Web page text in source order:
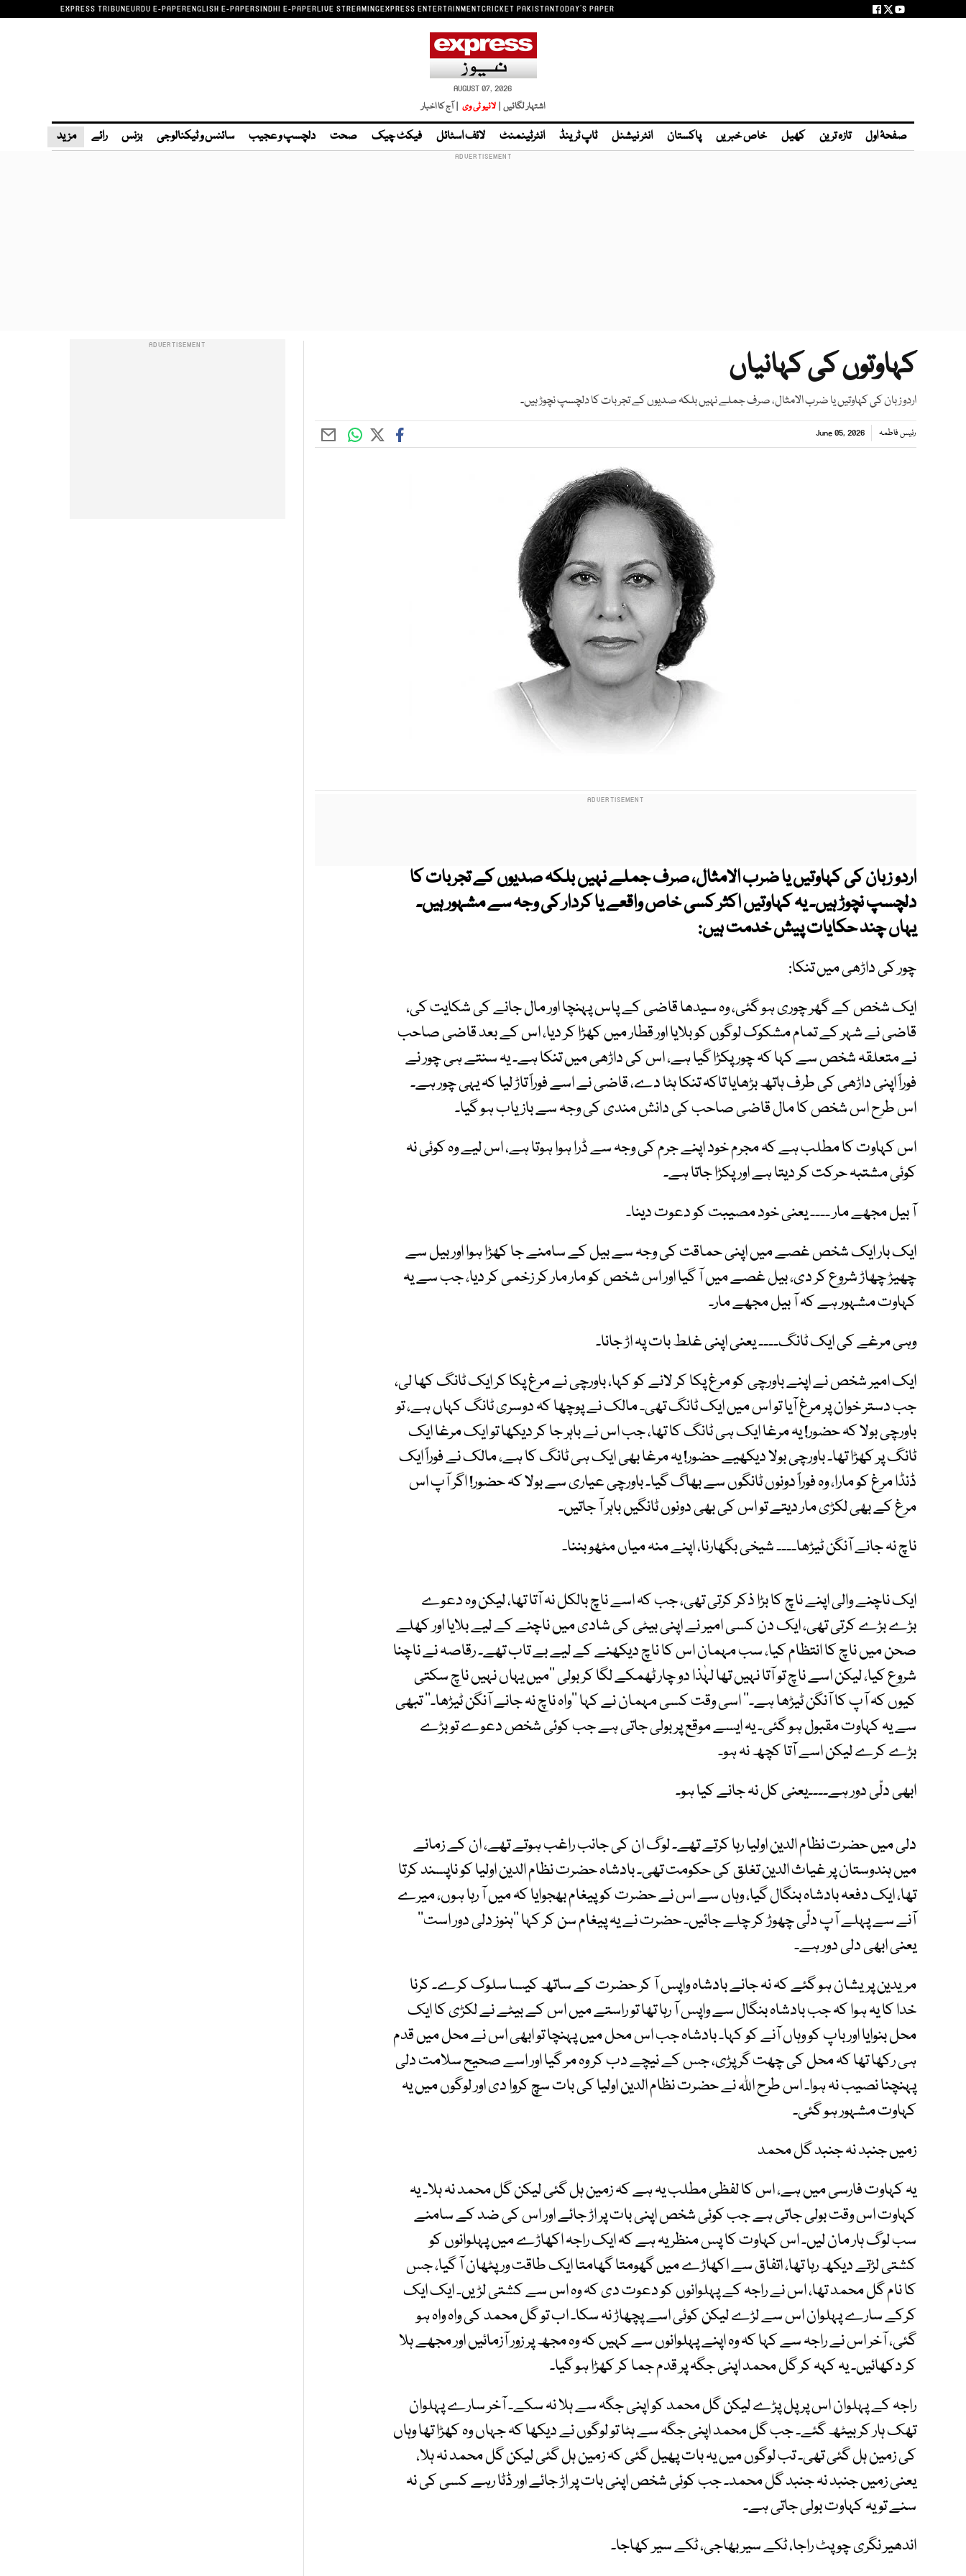
EXPRESS TRIBUNEURDU E-PAPERENGLISH E-PAPERSINDHI E-PAPERLIVE STREAMINGEXPRESS ENTERTAINMENTCRICKET PAKISTANTODAY'S PAPER
AUGUST 07, 2026
اشتہار لگائیں | لائیو ٹی وی | آج کا اخبار
صفحۂ اول تازہ ترین کھیل خاص خبریں پاکستان انٹر نیشنل ٹاپ ٹرینڈ انٹرٹینمنٹ لائف اسٹائل فیکٹ چیک صحت دلچسپ و عجیب سائنس و ٹیکنالوجی بزنس رائے مزید
کہاوتوں کی کہانیاں
اردو زبان کی کہاوتیں یا ضرب الامثال، صرف جملے نہیں بلکہ صدیوں کے تجربات کا دلچسپ نچوڑ ہیں۔
رئیس فاطمہ June 05, 2026
اردو زبان کی کہاوتیں یا ضرب الامثال، صرف جملے نہیں بلکہ صدیوں کے تجربات کا
دلچسپ نچوڑ ہیں۔ یہ کہاوتیں اکثر کسی خاص واقعے یا کردار کی وجہ سے مشہور ہیں۔
یہاں چند حکایات پیش خدمت ہیں:
چور کی داڑھی میں تنکا:
ایک شخص کے گھر چوری ہو گئی، وہ سیدھا قاضی کے پاس پہنچا اور مال جانے کی شکایت کی،
قاضی نے شہر کے تمام مشکوک لوگوں کو بلایا اور قطار میں کھڑا کر دیا، اس کے بعد قاضی صاحب
نے متعلقہ شخص سے کہا کہ چور پکڑا گیا ہے، اس کی داڑھی میں تنکا ہے۔ یہ سنتے ہی چور نے
فوراً اپنی داڑھی کی طرف ہاتھ بڑھایا تاکہ تنکا ہٹا دے، قاضی نے اسے فوراً تاڑ لیا کہ یہی چور ہے۔
اس طرح اس شخص کا مال قاضی صاحب کی دانش مندی کی وجہ سے بازیاب ہو گیا۔
اس کہاوت کا مطلب ہے کہ مجرم خود اپنے جرم کی وجہ سے ڈرا ہوا ہوتا ہے، اس لیے وہ کوئی نہ
کوئی مشتبہ حرکت کر دیتا ہے اور پکڑا جاتا ہے۔
آ بیل مجھے مار ۔۔۔۔ یعنی خود مصیبت کو دعوت دینا۔
ایک بار ایک شخص غصے میں اپنی حماقت کی وجہ سے بیل کے سامنے جا کھڑا ہوا اور بیل سے
چھیڑ چھاڑ شروع کر دی، بیل غصے میں آ گیا اور اس شخص کو مار مار کر زخمی کر دیا، جب سے یہ
کہاوت مشہور ہے کہ آ بیل مجھے مار۔
وہی مرغے کی ایک ٹانگ۔۔۔۔ یعنی اپنی غلط بات پہ اڑ جانا۔
ایک امیر شخص نے اپنے باورچی کو مرغ پکا کر لانے کو کہا، باورچی نے مرغ پکا کر ایک ٹانگ کھا لی،
جب دستر خوان پر مرغ آیا تو اس میں ایک ٹانگ تھی۔ مالک نے پوچھا کہ دوسری ٹانگ کہاں ہے، تو
باورچی بولا کہ حضور! یہ مرغا ایک ہی ٹانگ کا تھا، جب اس نے باہر جا کر دیکھا تو ایک مرغا ایک
ٹانگ پر کھڑا تھا۔ باورچی بولا دیکھیے حضور! یہ مرغا بھی ایک ہی ٹانگ کا ہے، مالک نے فوراً ایک
ڈنڈا مرغ کو مارا، وہ فوراً دونوں ٹانگوں سے بھاگ گیا۔ باورچی عیاری سے بولا کہ حضور! اگر آپ اس
مرغ کے بھی لکڑی مار دیتے تو اس کی بھی دونوں ٹانگیں باہر آ جاتیں۔
ناچ نہ جانے آنگن ٹیڑھا۔۔۔۔ شیخی بگھارنا، اپنے منہ میاں مٹھو بننا۔
ایک ناچنے والی اپنے ناچ کا بڑا ذکر کرتی تھی، جب کہ اسے ناچ بالکل نہ آتا تھا، لیکن وہ دعوے
بڑے بڑے کرتی تھی، ایک دن کسی امیر نے اپنی بیٹی کی شادی میں ناچنے کے لیے بلایا اور کھلے
صحن میں ناچ کا انتظام کیا، سب مہمان اس کا ناچ دیکھنے کے لیے بے تاب تھے۔ رقاصہ نے ناچنا
شروع کیا، لیکن اسے ناچ تو آتا نہیں تھا لہٰذا دو چار ٹھمکے لگا کر بولی ’’میں یہاں نہیں ناچ سکتی
کیوں کہ آپ کا آنگن ٹیڑھا ہے۔‘‘ اسی وقت کسی مہمان نے کہا ’’واہ ناچ نہ جانے آنگن ٹیڑھا۔‘‘ تبھی
سے یہ کہاوت مقبول ہو گئی۔ یہ ایسے موقع پر بولی جاتی ہے جب کوئی شخص دعوے تو بڑے
بڑے کرے لیکن اسے آتا کچھ نہ ہو۔
ابھی دلّی دور ہے۔۔۔۔یعنی کل نہ جانے کیا ہو۔
دلی میں حضرت نظام الدین اولیا رہا کرتے تھے۔ لوگ ان کی جانب راغب ہوتے تھے، ان کے زمانے
میں ہندوستان پر غیاث الدین تغلق کی حکومت تھی۔ بادشاہ حضرت نظام الدین اولیا کو ناپسند کرتا
تھا، ایک دفعہ بادشاہ بنگال گیا، وہاں سے اس نے حضرت کو پیغام بھجوایا کہ میں آ رہا ہوں، میرے
آنے سے پہلے آپ دلّی چھوڑ کر چلے جائیں۔ حضرت نے یہ پیغام سن کر کہا ’’ہنوز دلی دور است‘‘
یعنی ابھی دلی دور ہے۔
مریدین پریشان ہو گئے کہ نہ جانے بادشاہ واپس آ کر حضرت کے ساتھ کیسا سلوک کرے۔ کرنا
خدا کا یہ ہوا کہ جب بادشاہ بنگال سے واپس آ رہا تھا تو راستے میں اس کے بیٹے نے لکڑی کا ایک
محل بنوایا اور باپ کو وہاں آنے کو کہا۔ بادشاہ جب اس محل میں پہنچا تو ابھی اس نے محل میں قدم
ہی رکھا تھا کہ محل کی چھت گر پڑی، جس کے نیچے دب کر وہ مر گیا اور اسے صحیح سلامت دلی
پہنچنا نصیب نہ ہوا۔ اس طرح اللہ نے حضرت نظام الدین اولیا کی بات سچ کروا دی اور لوگوں میں یہ
کہاوت مشہور ہو گئی۔
زمیں جنبد نہ جنبد گل محمد
یہ کہاوت فارسی میں ہے، اس کا لفظی مطلب یہ ہے کہ زمین ہل گئی لیکن گل محمد نہ ہلا۔ یہ
کہاوت اس وقت بولی جاتی ہے جب کوئی شخص اپنی بات پر اڑ جائے اور اس کی ضد کے سامنے
سب لوگ ہار مان لیں۔ اس کہاوت کا پس منظر یہ ہے کہ ایک راجہ اکھاڑے میں پہلوانوں کو
کشتی لڑتے دیکھ رہا تھا، اتفاق سے اکھاڑے میں گھومتا گھامتا ایک طاقت ور پٹھان آ گیا، جس
کا نام گل محمد تھا، اس نے راجہ کے پہلوانوں کو دعوت دی کہ وہ اس سے کشتی لڑیں۔ ایک ایک
کرکے سارے پہلوان اس سے لڑے لیکن کوئی اسے پچھاڑ نہ سکا۔ اب تو گل محمد کی واہ واہ ہو
گئی، آخر اس نے راجہ سے کہا کہ وہ اپنے پہلوانوں سے کہیں کہ وہ مجھ پر زور آزمائیں اور مجھے ہلا
کر دکھائیں۔ یہ کہہ کر گل محمد اپنی جگہ پر قدم جما کر کھڑا ہو گیا۔
راجہ کے پہلوان اس پر پل پڑے لیکن گل محمد کو اپنی جگہ سے ہلا نہ سکے۔ آخر سارے پہلوان
تھک ہار کر بیٹھ گئے۔ جب گل محمد اپنی جگہ سے ہٹا تو لوگوں نے دیکھا کہ جہاں وہ کھڑا تھا وہاں
کی زمین ہل گئی تھی۔ تب لوگوں میں یہ بات پھیل گئی کہ زمین ہل گئی لیکن گل محمد نہ ہلا،
یعنی زمیں جنبد نہ جنبد گل محمد۔ جب کوئی شخص اپنی بات پر اڑ جائے اور ڈٹا رہے کسی کی نہ
سنے تو یہ کہاوت بولی جاتی ہے۔
اندھیر نگری چوپٹ راجا، ٹکے سیر بھاجی، ٹکے سیر کھاجا۔